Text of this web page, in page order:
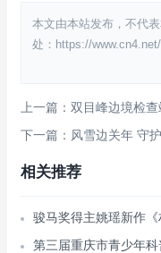
本文由本站发布，不代
处：https://
上一篇：双目峰边境检
下一篇：风雪边关年 守
相关推荐
骏马奖得主姚瑶新作
第三届重庆市青少年